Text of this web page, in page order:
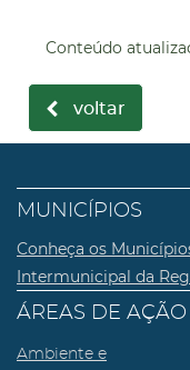
Conteúdo
voltar
MUNICÍPIOS
Conheça os
Intermunicipal da
ÁREAS DE AÇÃO
Ambiente e